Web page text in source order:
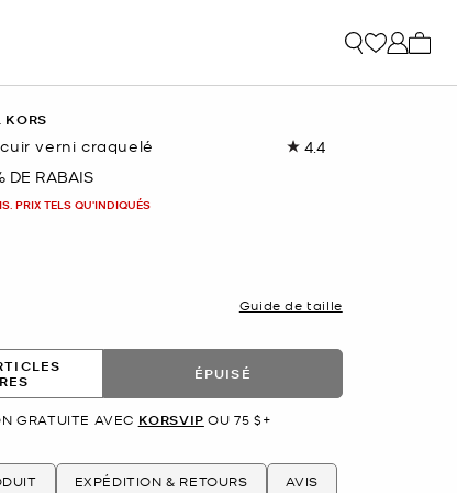
KORS
verni craquelé 4.4Lire
page.
DE RABAIS
PRIX TELS QU'INDIQUÉS
Guide de taille
ÉPUISÉ
GRATUITE AVEC KORSVIP OU 75 $+
EXPÉDITION & RETOURS AVIS